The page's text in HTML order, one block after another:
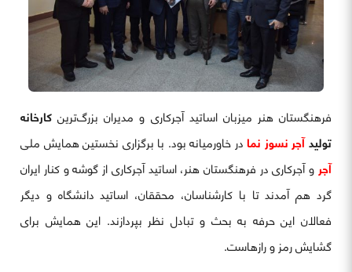
فرهنگستان هنر میزبان اساتید آجرکاری و مدیران بزرگ‌ترین کارخانه
تولیدآجر نسوز نمادر خاورمیانه بود. با برگزاری نخستین همایش ملی
آجرو آجرکاری در فرهنگستان هنر، اساتید آجرکاری از گوشه و کنار ایران
گرد هم آمدند تا با کارشناسان، محققان، اساتید دانشگاه و دیگر
فعالان این حرفه به بحث و تبادل نظر بپردازند. این همایش برای
گشایش رمز و رازهاست.